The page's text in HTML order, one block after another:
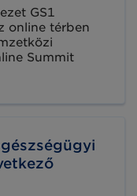
GS1
online térben
Summit
Az év egyik
a